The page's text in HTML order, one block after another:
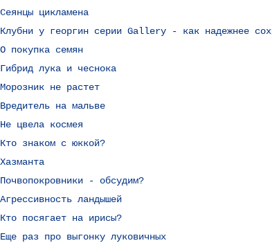
Сеянцы цикламена
Клубни у георгин серии Gallery - как надежнее
О покупка семян
Гибрид лука и чеснока
Морозник не растет
Вредитель на мальве
Не цвела космея
Кто знаком с юккой?
Хазманта
Почвопокровники - обсудим?
Агрессивность ландышей
Кто посягает на ирисы?
Еще раз про выгонку луковичных